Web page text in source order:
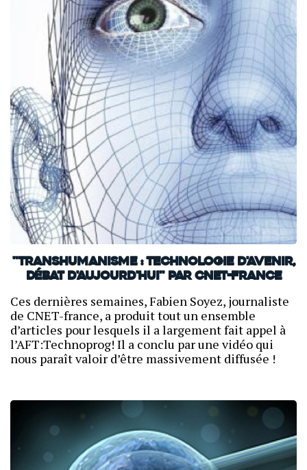
"Transhumanisme : technologie d'avenir,
débat d'aujourd'hui" par CNET-france
Ces dernières semaines, Fabien Soyez, journaliste
de CNET-france, a produit tout un ensemble
d’articles pour lesquels il a largement fait appel à
l’AFT:Technoprog! Il a conclu par une vidéo qui
nous paraît valoir d’être massivement diffusée !